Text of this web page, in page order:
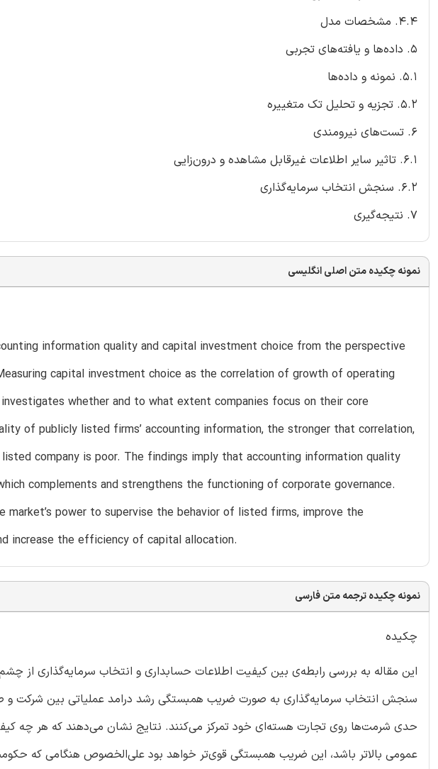
4.4. مشخصات مدل
5. داده‌ها و یافته‌های تجربی
5.1. نمونه و داده‌ها
5.2. تجزیه و تحلیل تک متغییره
6. تست‌های نیرومندی
6.1. تاثیر سایر اطلاعات غیرقابل مشاهده و درون‌زایی
6.2. سنجش انتخاب سرمایه‌گذاری
7. نتیجه‌گیری
نمونه چکیده متن اصلی انگلیسی
information quality and capital investment choice from the perspective
capital investment choice as the correlation of growth of operating
whether and to what extent companies focus on their core
of publicly listed firms’ accounting information, the stronger that correlation,
company is poor. The findings imply that accounting information quality
complements and strengthens the functioning of corporate governance.
power to supervise the behavior of listed firms, improve the
increase the efficiency of capital allocation.
نمونه چکیده ترجمه متن فارسی
چکیده
این مقاله به بررسی رابطه‌ی بین کیفیت اطلاعات حسابداری و انتخاب سرمایه‌گذاری از
سنجش انتخاب سرمایه‌گذاری به صورت ضریب همبستگی رشد درامد عملیاتی بین شرکت و
حدی شرمت‌ها روی تجارت هسته‌ای خود تمرکز می‌کنند. نتایج نشان می‌دهند که هر چه
عمومی بالاتر باشد، این ضریب همبستگی قوی‌تر خواهد بود علی‌الخصوص هنگامی که